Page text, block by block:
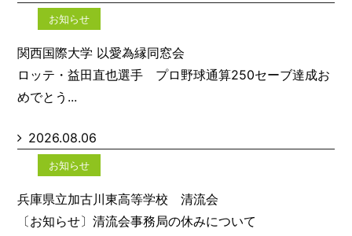
お知らせ
関西国際大学 以愛為縁同窓会
ロッテ・益田直也選手 プロ野球通算250セーブ達成お
めでとう...
2026.08.06
お知らせ
兵庫県立加古川東高等学校 清流会
〔お知らせ〕清流会事務局の休みについて